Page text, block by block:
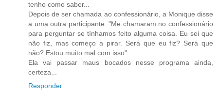
tenho como saber...
Depois de ser chamada ao confessionário, a Monique disse
a uma outra participante: "Me chamaram no confessionário
para perguntar se tínhamos feito alguma coisa. Eu sei que
não fiz, mas começo a pirar. Será que eu fiz? Será que
não? Estou muito mal com isso".
Ela vai passar maus bocados nesse programa ainda,
certeza...
Responder